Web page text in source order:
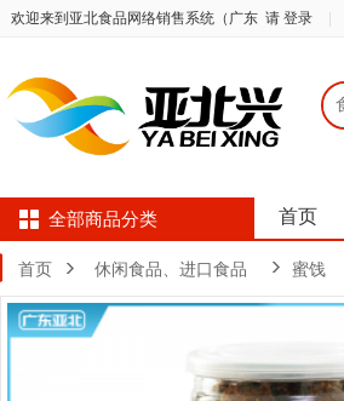
欢迎来到亚北食品网络销售系统（广东 请 登录
全部商品分类 首页
首页 休闲食品、进口食品 蜜饯